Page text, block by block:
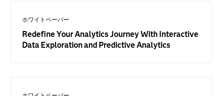
ホワイトペーパー
Redefine Your Analytics Journey With Interactive
Data Exploration and Predictive Analytics